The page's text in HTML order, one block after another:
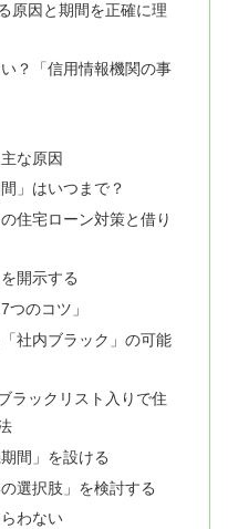
原因と期間を正確に理
？「信用情報機関の事
な原因
」はいつまで？
住宅ローン対策と借り
開示する
のコツ」
社内ブラック」の可能
ラックリスト入りで住
間」を設ける
選択肢」を検討する
わない